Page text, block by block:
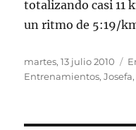
totalizando casi 11
un ritmo de 5:19/
Publicado
el
martes, 13 julio 2010
Entrenamientos,Josefa,